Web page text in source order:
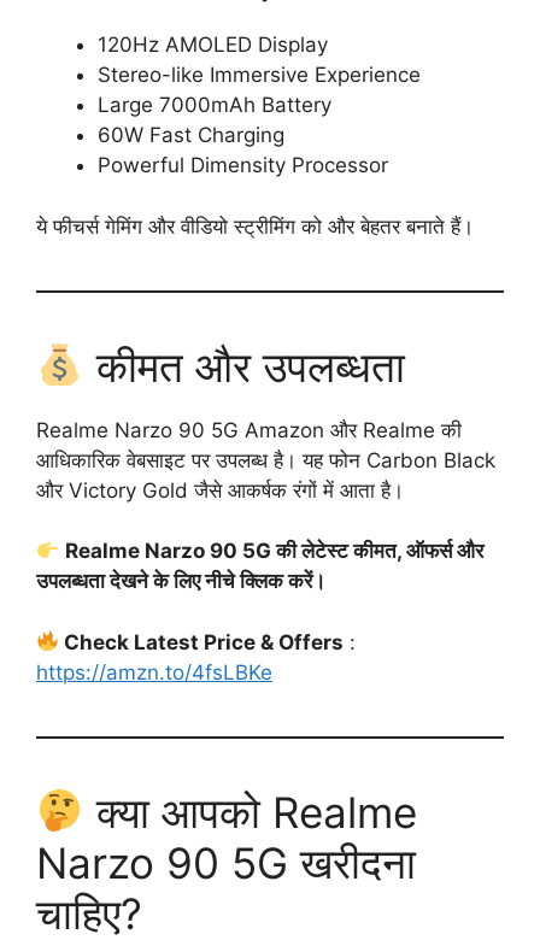
120Hz AMOLED Display
Stereo-like Immersive Experience
Large 7000mAh Battery
60W Fast Charging
Powerful Dimensity Processor
ये फीचर्स गेमिंग और वीडियो स्ट्रीमिंग को और बेहतर बनाते हैं।
कीमत और उपलब्धता
Realme Narzo 90 5G Amazon और Realme की
आधिकारिक वेबसाइट पर उपलब्ध है। यह फोन Carbon Black
और Victory Gold जैसे आकर्षक रंगों में आता है।
Realme Narzo 90 5G की लेटेस्ट कीमत, ऑफर्स और
उपलब्धता देखने के लिए नीचे क्लिक करें।
Check Latest Price & Offers :
https://amzn.to/4fsLBKe
क्या आपको Realme
Narzo 90 5G खरीदना
चाहिए?